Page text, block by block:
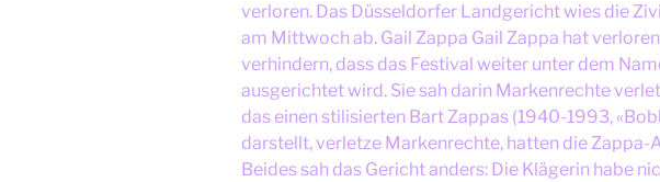
verloren. Das Düsseldorfer Landgericht wies die
am Mittwoch ab. Gail Zappa Gail Zappa hat
verhindern, dass das Festival weiter unter dem
ausgerichtet wird. Sie sah darin Markenrechte
das einen stilisierten Bart Zappas (1940-1993,
darstellt, verletze Markenrechte, hatten die Zappa-
Beides sah das Gericht anders: Die Klägerin habe